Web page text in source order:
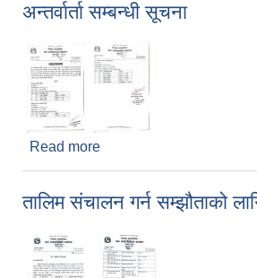
अन्तर्वार्ता सम्बन्धी सूचना
Read more
तालिम संचालन गर्न सम्झौताको